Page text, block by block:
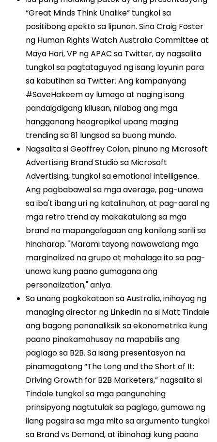
“Great Minds Think Unalike” tungkol sa
positibong epekto sa lipunan. Sina Craig Foster
ng Human Rights Watch Australia Committee at
Maya Hari, VP ng APAC sa Twitter, ay nagsalita
tungkol sa pagtataguyod ng isang layunin para
sa kabutihan sa Twitter. Ang kampanyang
#SaveHakeem ay lumago at naging isang
pandaigdigang kilusan, nilabag ang mga
hangganang heograpikal upang maging
trending sa 81 lungsod sa buong mundo.
Nagsalita si Geoffrey Colon, pinuno ng Microsoft
Advertising Brand Studio sa Microsoft
Advertising, tungkol sa emotional intelligence.
Ang pagbabawal sa mga average, pag-unawa
sa iba't ibang uri ng katalinuhan, at pag-aaral ng
mga retro trend ay makakatulong sa mga
brand na mapangalagaan ang kanilang sarili sa
hinaharap. "Marami tayong nawawalang mga
marginalized na grupo at mahalaga ito sa pag-
unawa kung paano gumagana ang
personalization," aniya.
Sa unang pagkakataon sa Australia, inihayag ng
managing director ng LinkedIn na si Matt Tindale
ang bagong pananaliksik sa ekonometrika kung
paano pinakamahusay na mapabilis ang
paglago sa B2B. Sa isang presentasyon na
pinamagatang “The Long and the Short of It:
Driving Growth for B2B Marketers,” nagsalita si
Tindale tungkol sa mga pangunahing
prinsipyong nagtutulak sa paglago, gumawa ng
ilang pagsira sa mga mito sa argumento tungkol
sa Brand vs Demand, at ibinahagi kung paano